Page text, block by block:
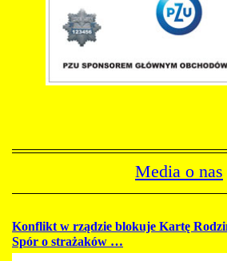
Media o nas
Konflikt w rządzie blokuje Kartę
Spór o strażaków …